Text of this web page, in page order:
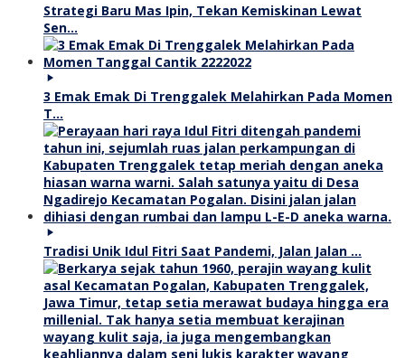
Strategi Baru Mas Ipin, Tekan Kemiskinan Lewat
Sen…
3 Emak Emak Di Trenggalek Melahirkan Pada Momen
T…
Tradisi Unik Idul Fitri Saat Pandemi, Jalan Jalan …